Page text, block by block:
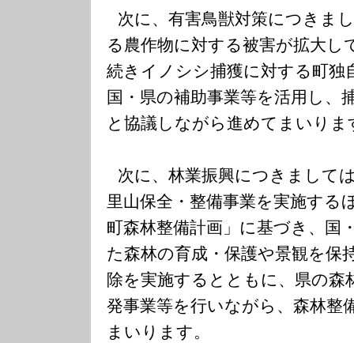
次に、有害鳥獣対策につきま
る農作物に対する被害が拡大し
続きイノシシ捕獲に対する町独
国・県の補助事業等を活用し、
と協議しながら進めてまいりま
次に、林業振興につきまして
里山保全・整備事業を実施する
町森林整備計画」に基づき、国
た森林の育成・保護や景観を保
除を実施するとともに、県の森
発事業等を行いながら、森林整
まいります。